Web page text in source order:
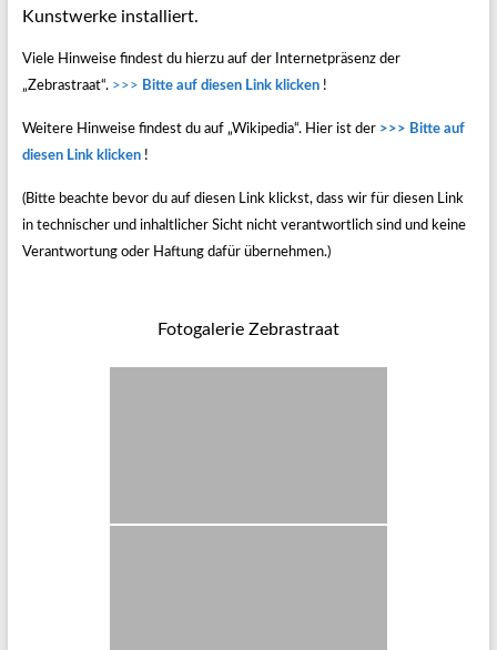
Kunstwerke installiert.
Viele Hinweise findest du hierzu auf der Internetpräsenz der
„Zebrastraat“. >>> Bitte auf diesen Link klicken!
Weitere Hinweise findest du auf „Wikipedia“. Hier ist der >>> Bitte auf
diesen Link klicken!
(Bitte beachte bevor du auf diesen Link klickst, dass wir für diesen Link
in technischer und inhaltlicher Sicht nicht verantwortlich sind und keine
Verantwortung oder Haftung dafür übernehmen.)
Fotogalerie Zebrastraat